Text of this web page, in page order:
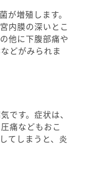
増殖します。
内膜の深いとこ
他に下腹部痛や
どがみられま
です。症状は、
痛などもおこ
てしまうと、炎